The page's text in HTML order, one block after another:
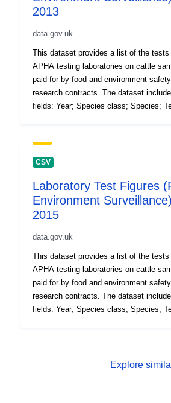
2013
data.gov.uk
This dataset provides a list of the tests
APHA testing laboratories on cattle
paid for by food and environment
research contracts. The dataset
fields: Year; Species class; Species;
©Crown Copyright, APHA 2016
CSV
Laboratory Test Figures
Environment
2015
data.gov.uk
This dataset provides a list of the tests
APHA testing laboratories on cattle
paid for by food and environment
research contracts. The dataset
fields: Year; Species class; Species;
Explore